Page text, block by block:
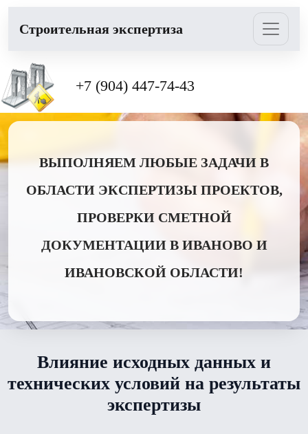
Cтроительная экспертиза
+7 (904) 447-74-43
ВЫПОЛНЯЕМ ЛЮБЫЕ ЗАДАЧИ В
ОБЛАСТИ ЭКСПЕРТИЗЫ ПРОЕКТОВ,
ПРОВЕРКИ СМЕТНОЙ
ДОКУМЕНТАЦИИ В ИВАНОВО И
ИВАНОВСКОЙ ОБЛАСТИ!
Влияние исходных данных и
технических условий на результаты
экспертизы